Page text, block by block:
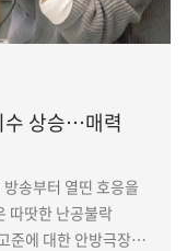
수 상승…매력
송부터 열띤 호응을
따땃한 난공불락
준에 대한 안방극장의